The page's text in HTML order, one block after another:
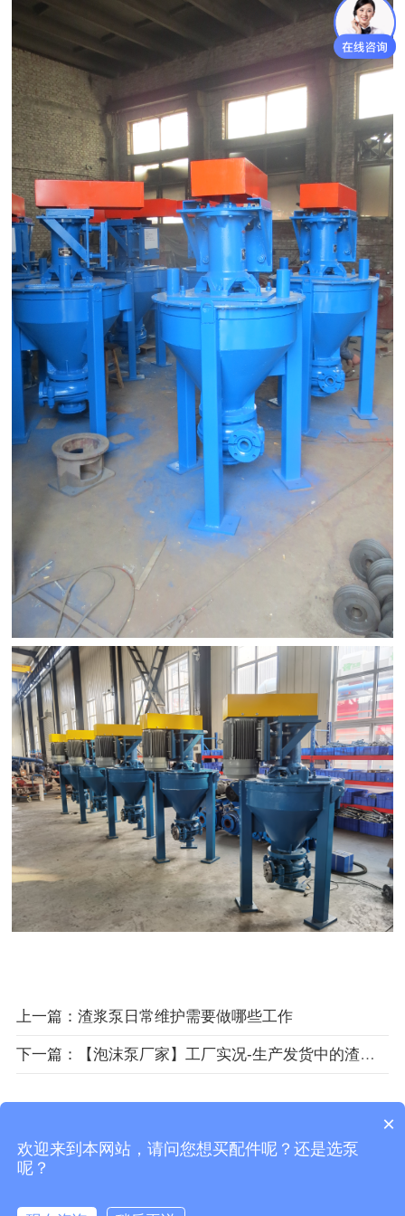
上一篇：渣浆泵日常维护需要做哪些工作
下一篇：【泡沫泵厂家】工厂实况-生产发货中的渣浆泵
Copyright © 2018-2026 石家庄盘石泵业有限公司 版权所
有
×
欢迎来到本网站，请问您想买配件呢？还是选泵
呢？